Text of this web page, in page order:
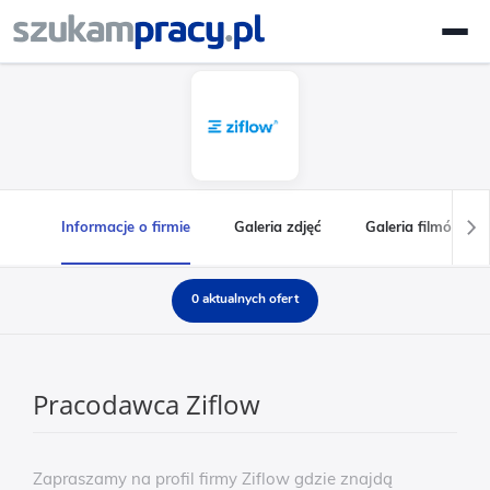
Informacje o firmie Galeria zdjęć Galeria filmów
0 aktualnych ofert
Pracodawca Ziflow
Zapraszamy na profil firmy Ziflow gdzie znajdą